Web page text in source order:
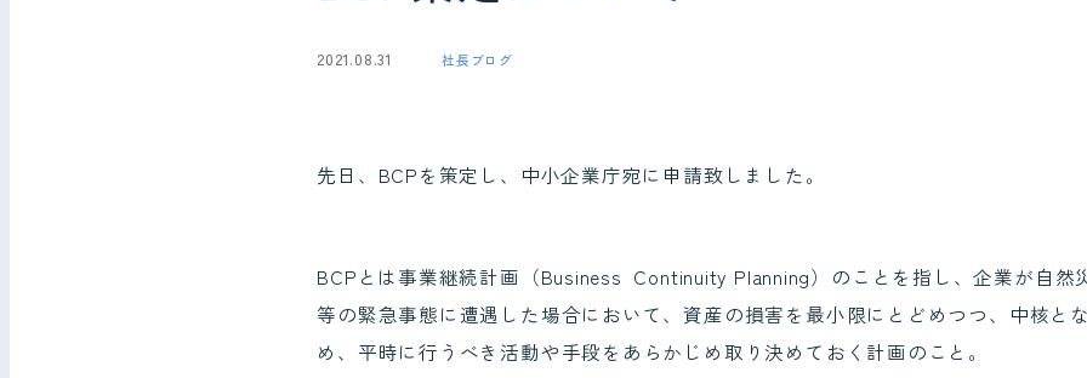
2021.08.31 社長ブログ
先日、BCPを策定し、中小企業庁宛に申請致しました。
BCPとは事業継続計画（Business Continuity Planning）のことを指し、企業が自然
等の緊急事態に遭遇した場合において、資産の損害を最小限にとどめつつ、中核と
め、平時に行うべき活動や手段をあらかじめ取り決めておく計画のこと。